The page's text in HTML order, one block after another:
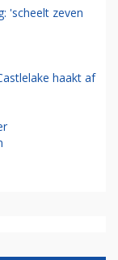
'scheelt zeven
haakt af